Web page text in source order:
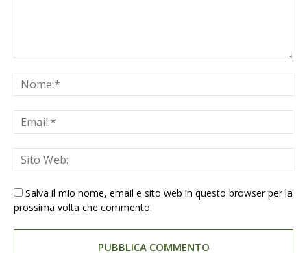
Salva il mio nome, email e sito web in questo browser per la
prossima volta che commento.